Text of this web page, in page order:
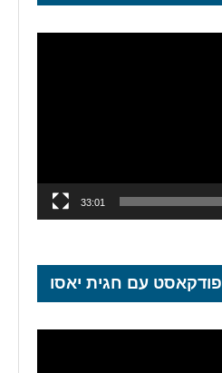
33:01
פודקאסט עם חגית יאסו